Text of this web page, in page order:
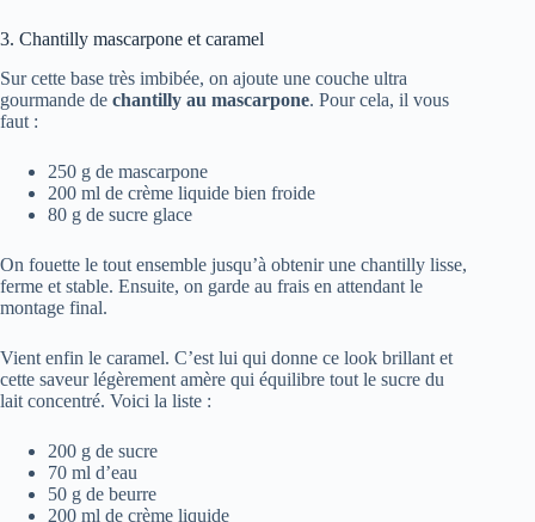
3. Chantilly mascarpone et caramel
Sur cette base très imbibée, on ajoute une couche ultra
gourmande de chantilly au mascarpone. Pour cela, il vous
faut :
250 g de mascarpone
200 ml de crème liquide bien froide
80 g de sucre glace
On fouette le tout ensemble jusqu’à obtenir une chantilly lisse,
ferme et stable. Ensuite, on garde au frais en attendant le
montage final.
Vient enfin le caramel. C’est lui qui donne ce look brillant et
cette saveur légèrement amère qui équilibre tout le sucre du
lait concentré. Voici la liste :
200 g de sucre
70 ml d’eau
50 g de beurre
200 ml de crème liquide